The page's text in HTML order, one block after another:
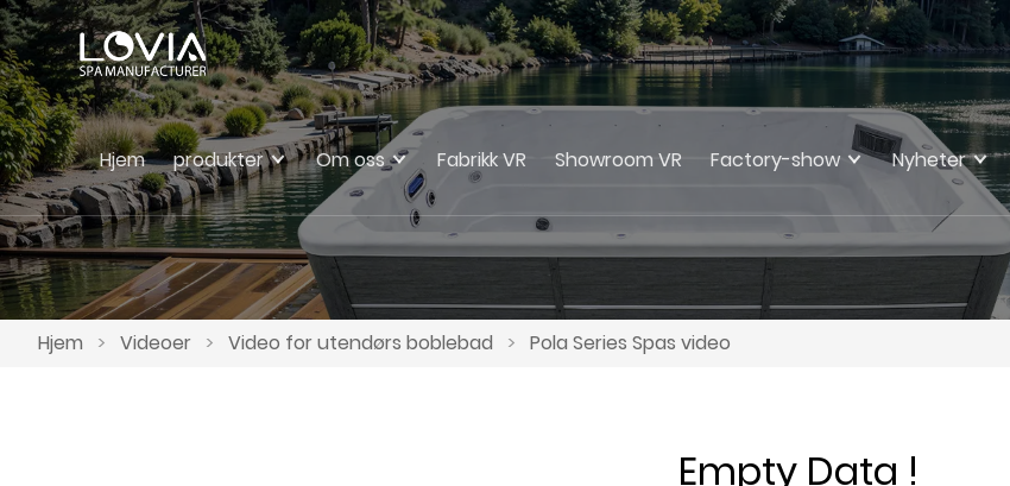
Hjem produkter Om oss Fabrikk VR Showroom VR Factory-show Nyheter
Hjem > Videoer > Video for utendørs boblebad > Pola Series Spas video
Empty Data !